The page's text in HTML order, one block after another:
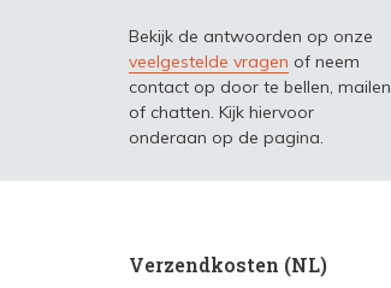
Bekijk de antwoorden op onze
veelgestelde vragen of neem
contact op door te bellen, mailen
of chatten. Kijk hiervoor
onderaan op de pagina.
Verzendkosten (NL)